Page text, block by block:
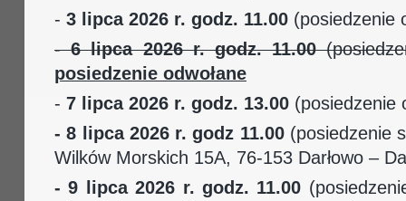
- 3 lipca 2026 r. godz. 11.00 (posiedzenie
-6 lipca 2026 r. godz. 11.00
posiedzenie odwołane
- 7 lipca 2026 r. godz. 13.00 (posiedzenie
- 8 lipca 2026 r. godz 11.00 (posiedzenie
Wilków Morskich 15A, 76-153 Darłowo –
- 9 lipca 2026 r. godz. 11.00